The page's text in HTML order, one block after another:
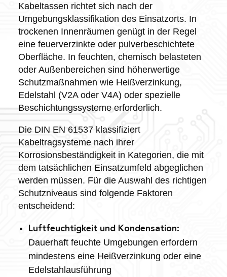
Kabeltassen richtet sich nach der
Umgebungsklassifikation des Einsatzorts. In
trockenen Innenräumen genügt in der Regel
eine feuerverzinkte oder pulverbeschichtete
Oberfläche. In feuchten, chemisch belasteten
oder Außenbereichen sind höherwertige
Schutzmaßnahmen wie Heißverzinkung,
Edelstahl (V2A oder V4A) oder spezielle
Beschichtungssysteme erforderlich.
Die DIN EN 61537 klassifiziert
Kabeltragsysteme nach ihrer
Korrosionsbeständigkeit in Kategorien, die mit
dem tatsächlichen Einsatzumfeld abgeglichen
werden müssen. Für die Auswahl des richtigen
Schutzniveaus sind folgende Faktoren
entscheidend:
Luftfeuchtigkeit und Kondensation:
Dauerhaft feuchte Umgebungen erfordern
mindestens eine Heißverzinkung oder eine
Edelstahlausführung